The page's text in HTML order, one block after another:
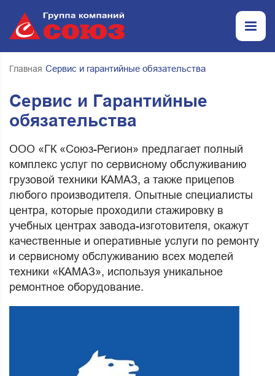
Главная Сервис и гарантийные обязательства
Сервис и Гарантийные
обязательства
ООО «ГК «Союз-Регион» предлагает полный
комплекс услуг по сервисному обслуживанию
грузовой техники КАМАЗ, а также прицепов
любого производителя. Опытные специалисты
центра, которые проходили стажировку в
учебных центрах завода-изготовителя, окажут
качественные и оперативные услуги по ремонту
и сервисному обслуживанию всех моделей
техники «КАМАЗ», используя уникальное
ремонтное оборудование.